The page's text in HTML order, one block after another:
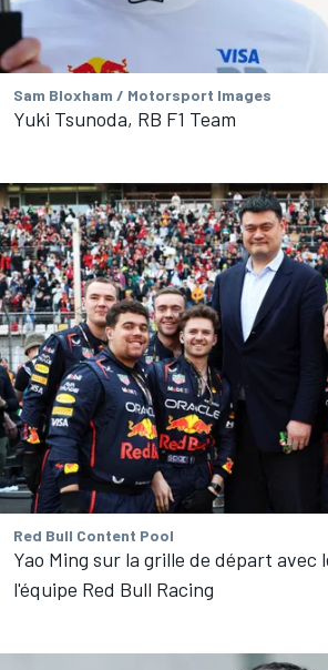
Sam Bloxham / Motorsport Images
Yuki Tsunoda, RB F1 Team
Red Bull Content Pool
Yao Ming sur la grille de départ avec
l'équipe Red Bull Racing